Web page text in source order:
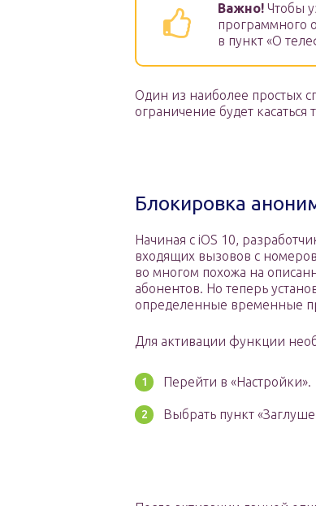
Важно! Чтобы
программного
в пункт «О
Один из наиболее простых
ограничение будет касаться
Блокировка
Начиная с iOS 10,
входящих вызовов с
во многом похожа на
абонентов. Но теперь
определенные временные
Для активации функции
Перейти в «Настройки».
Выбрать пункт